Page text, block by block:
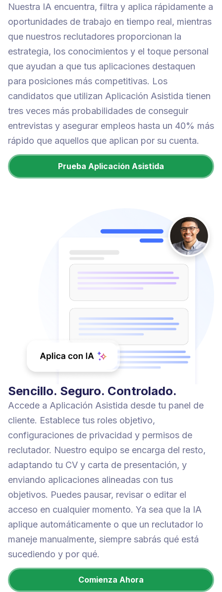
Nuestra IA encuentra, filtra y aplica rápidamente a
oportunidades de trabajo en tiempo real, mientras
que nuestros reclutadores proporcionan la
estrategia, los conocimientos y el toque personal
que ayudan a que tus aplicaciones destaquen
para posiciones más competitivas. Los
candidatos que utilizan Aplicación Asistida tienen
tres veces más probabilidades de conseguir
entrevistas y asegurar empleos hasta un 40% más
rápido que aquellos que aplican por su cuenta.
Prueba Aplicación Asistida
Sencillo. Seguro. Controlado.
Accede a Aplicación Asistida desde tu panel de
cliente. Establece tus roles objetivo,
configuraciones de privacidad y permisos de
reclutador. Nuestro equipo se encarga del resto,
adaptando tu CV y carta de presentación, y
enviando aplicaciones alineadas con tus
objetivos. Puedes pausar, revisar o editar el
acceso en cualquier momento. Ya sea que la IA
aplique automáticamente o que un reclutador lo
maneje manualmente, siempre sabrás qué está
sucediendo y por qué.
Comienza Ahora